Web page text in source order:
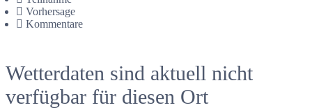
Vorhersage
Kommentare
Wetterdaten sind aktuell nicht
verfügbar für diesen Ort